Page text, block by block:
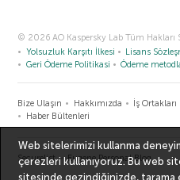
© 2026 AO Kaspersky Lab Tüm Hakları
Yolsuzluk Karşıtı İlkesi
Lisans
Geri Ödeme Politikasi
Ödeme
Bize Ulaşın Hakkımızda İş Ortakları
Haber Bültenleri
Securelist Eugene Personal Blog
Web sitelerimizi kullanma
çerezleri kullanıyoruz. Bu web
sitesinde gezindiğinizde, tarama